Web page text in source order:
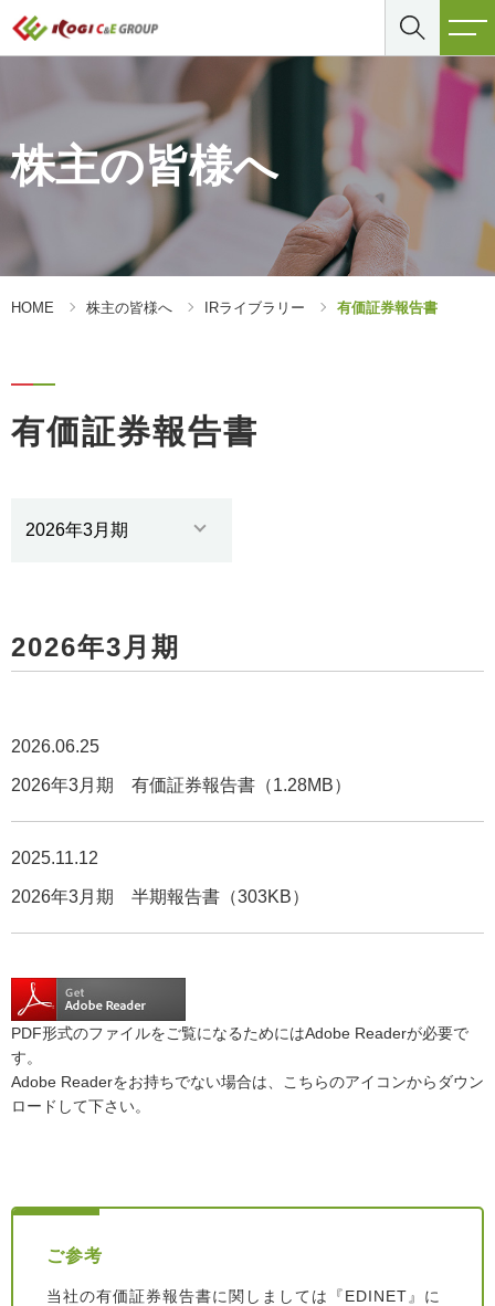
株主の皆様へ
HOME 株主の皆様へ IRライブラリー 有価証券報告書
有価証券報告書
2026年3月期
2026.06.25
2026年3月期 有価証券報告書（1.28MB）
2025.11.12
2026年3月期 半期報告書（303KB）
PDF形式のファイルをご覧になるためにはAdobe Readerが必要で
す。
Adobe Readerをお持ちでない場合は、こちらのアイコンからダウン
ロードして下さい。
ご参考
当社の有価証券報告書に関しましては『EDINET』に